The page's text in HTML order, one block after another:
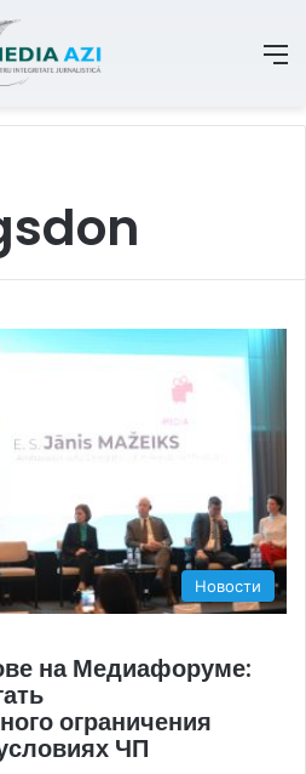
Новости
на Медиафоруме:
ограничения
ЧП